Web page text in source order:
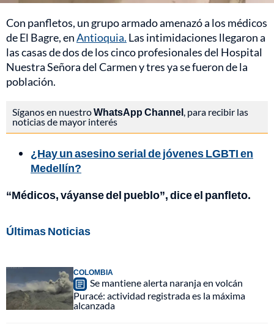
Con panfletos, un grupo armado amenazó a los médicos
de El Bagre, enAntioquia. Las intimidaciones llegaron a
las casas de dos de los cinco profesionales del Hospital
Nuestra Señora del Carmen y tres ya se fueron de la
población.
Síganos en nuestroWhatsApp Channel , para recibir las
noticias de mayor interés
¿Hay un asesino serial de jóvenes LGBTI en
Medellín?
“Médicos, váyanse del pueblo”, dice el panfleto.
Últimas Noticias
COLOMBIA
Se mantiene alerta naranja en volcán
Puracé: actividad registrada es la máxima
alcanzada